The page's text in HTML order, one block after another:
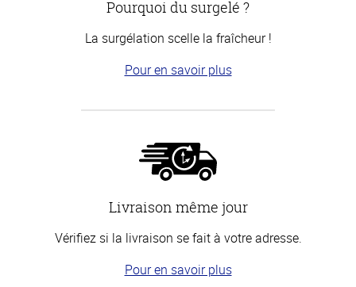
Pourquoi du surgelé ?
La surgélation scelle la fraîcheur !
Pour en savoir plus
Livraison même jour
Vérifiez si la livraison se fait à votre adresse.
Pour en savoir plus